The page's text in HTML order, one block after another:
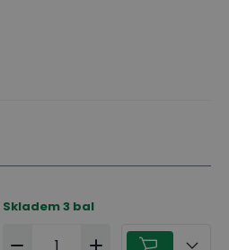
Skladem3 bal